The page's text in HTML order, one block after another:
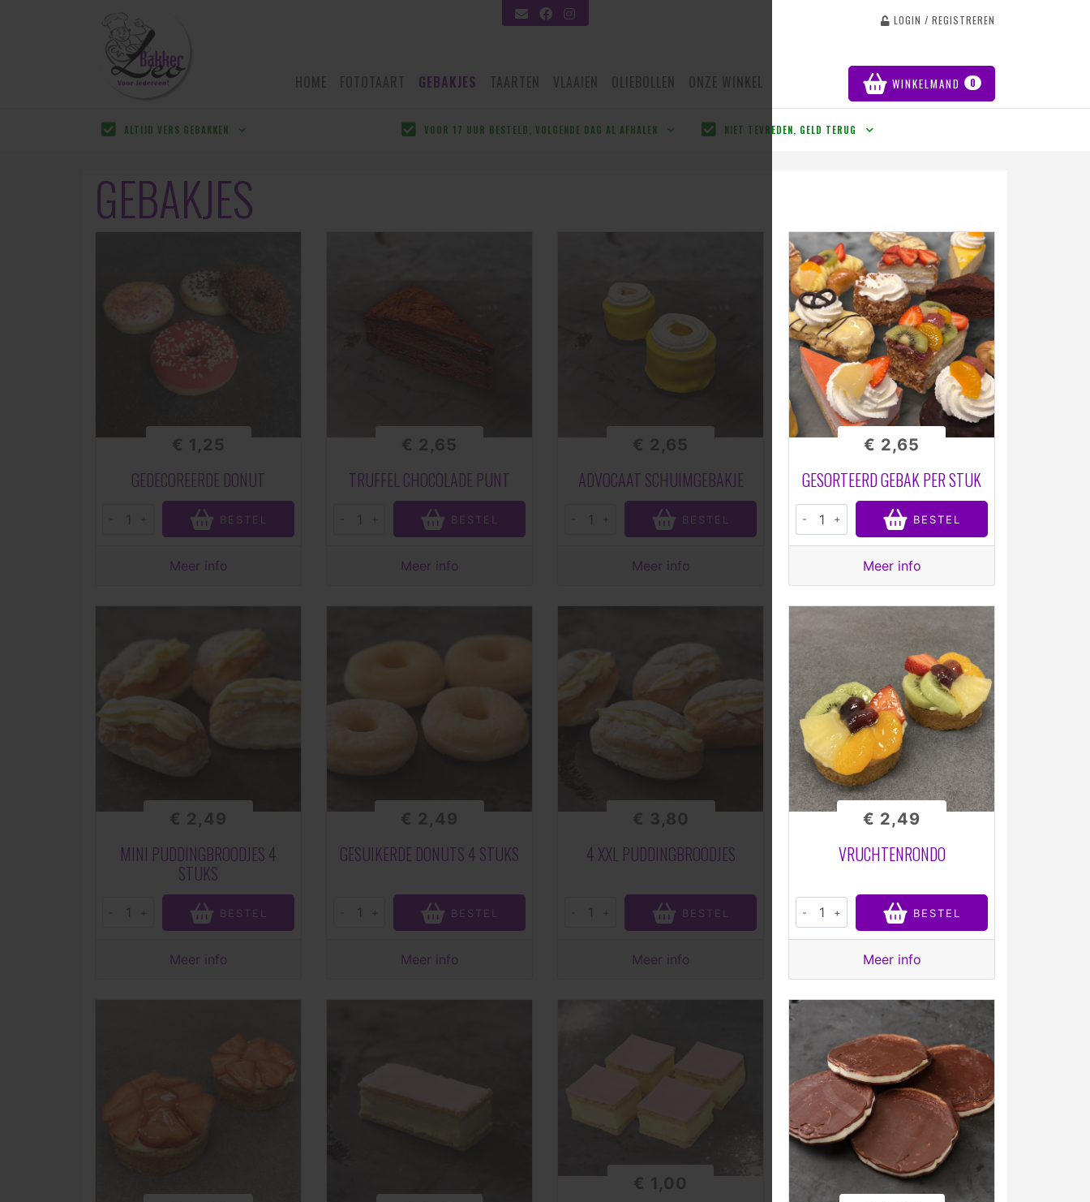
HOME FOTOTAART GEBAKJES TAARTEN VLAAIEN OLIEBOLLEN ONZE WINKEL
LOGIN / REGISTREREN
WINKELMAND 0
ALTIJD VERS GEBAKKEN VOOR 17 UUR BESTELD, VOLGENDE DAG AL AFHALEN NIET TEVREDEN, GELD TERUG
GEBAKJES
GEDECOREERDE DONUT
€ 1,25
+ BESTEL
Meer info
TRUFFEL CHOCOLADE PUNT
€ 2,65
+ BESTEL
Meer info
ADVOCAAT SCHUIMGEBAKJE
€ 2,65
+ BESTEL
Meer info
GESORTEERD GEBAK PER STUK
€ 2,65
- + BESTEL
Meer info
MINI PUDDINGBROODJES 4
STUKS
€ 2,49
+ BESTEL
Meer info
GESUIKERDE DONUTS 4 STUKS
€ 2,49
+ BESTEL
Meer info
4 XXL PUDDINGBROODJES
€ 3,80
+ BESTEL
Meer info
VRUCHTENRONDO
€ 2,49
- + BESTEL
Meer info
€ 1,00